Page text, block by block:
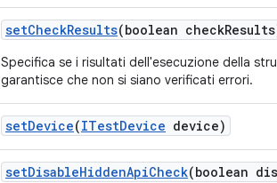
setCheckResults(boolean check
Specifica se i risultati dell'esecuzione della
garantisce che non si siano verificati errori.
setDevice(ITestDevice device)
setDisableHiddenApiCheck(boolean